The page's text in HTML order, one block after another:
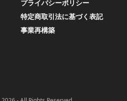
プライバシーポリシー
特定商取引法に基づく表記
事業再構築